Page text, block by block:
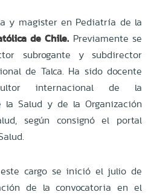
y magister en Pediatría de la
de Chile. Previamente se
subrogante y subdirector
de Talca. Ha sido docente
internacional de la
la Salud y de la Organización
según consignó el portal
cargo se inició el julio de
de la convocatoria en el